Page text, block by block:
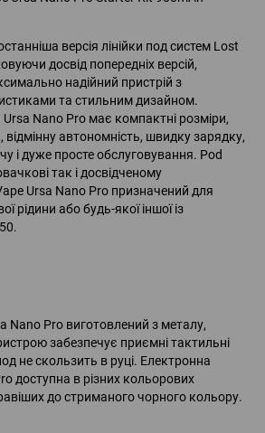
версія лінійки под систем Lost
досвід попередніх версій,
надійний пристрій з
та стильним дизайном.
Nano Pro має компактні розміри,
відмінну автономність, швидку зарядку,
і дуже просте обслуговування. Pod
так і досвідченому
Ursa Nano Pro призначений для
рідини або будь-якої іншої із
Nano Pro виготовлений з металу,
забезпечує приємні тактильні
не скользить в руці. Електронна
доступна в різних кольорових
до стриманого чорного кольору.